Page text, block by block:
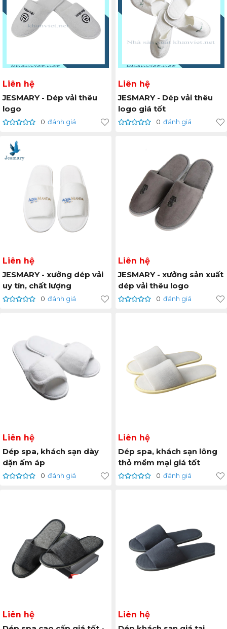
Liên hệ
JESMARY - Dép vải thêu
logo
0 đánh giá
Liên hệ
JESMARY - Dép vải thêu
logo giá tốt
0 đánh giá
Liên hệ
JESMARY - xưởng dép vải
uy tín, chất lượng
0 đánh giá
Liên hệ
JESMARY - xưởng sản xuất
dép vải thêu logo
0 đánh giá
Liên hệ
Dép spa, khách sạn dày
dặn ấm áp
0 đánh giá
Liên hệ
Dép spa, khách sạn lông
thỏ mềm mại giá tốt
0 đánh giá
Liên hệ Liên hệ